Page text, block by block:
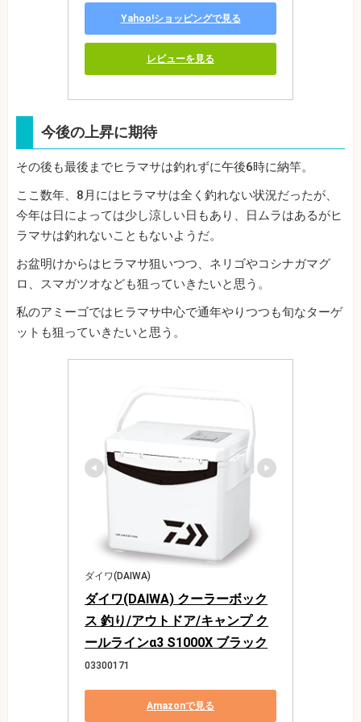
Yahoo!ショッピングで見る
レビューを見る
今後の上昇に期待
その後も最後までヒラマサは釣れずに午後6時に納竿。
ここ数年、8月にはヒラマサは全く釣れない状況だったが、
今年は日によっては少し涼しい日もあり、日ムラはあるがヒ
ラマサは釣れないこともないようだ。
お盆明けからはヒラマサ狙いつつ、ネリゴやコシナガマグ
ロ、スマガツオなども狙っていきたいと思う。
私のアミーゴではヒラマサ中心で通年やりつつも旬なターゲ
ットも狙っていきたいと思う。
ダイワ(DAIWA)
ダイワ(DAIWA) クーラーボック
ス 釣り/アウトドア/キャンプ ク
ールラインα3 S1000X ブラック
03300171
Amazonで見る